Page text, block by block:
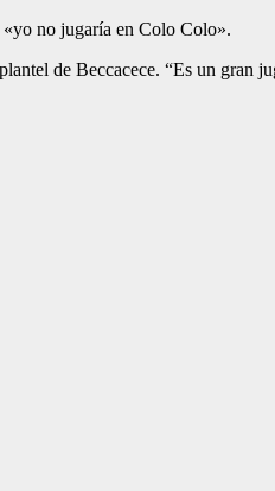
«yo no jugaría en Colo Colo».
de Beccacece. “Es un gran